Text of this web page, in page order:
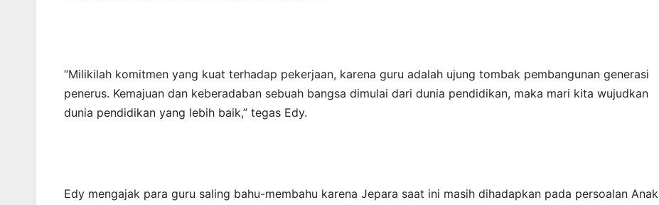
“Milikilah komitmen yang kuat terhadap pekerjaan, karena guru adalah ujung tombak pembangunan generasi
penerus. Kemajuan dan keberadaban sebuah bangsa dimulai dari dunia pendidikan, maka mari kita wujudkan
dunia pendidikan yang lebih baik,” tegas Edy.
Edy mengajak para guru saling bahu-membahu karena Jepara saat ini masih dihadapkan pada persoalan Anak